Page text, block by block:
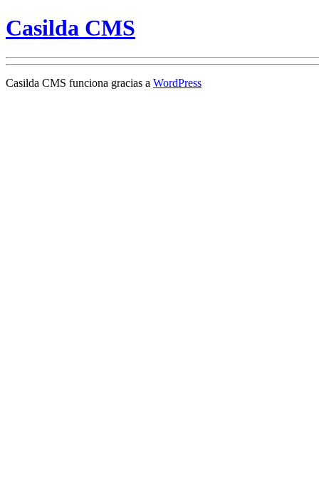
Casilda CMS
Casilda CMS funciona gracias a WordPress